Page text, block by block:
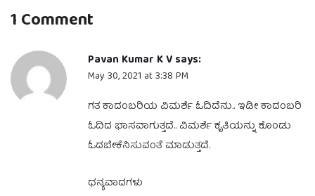
1 Comment
Pavan Kumar K Vsays:
May 30, 2021 at 3:38 PM
ಗತ ಕಾದಂಬರಿಯ ವಿಮರ್ಶೆ ಓದಿದೆನು.. ಇಡೀ ಕಾದಂಬರಿ
ಓದಿದ ಭಾಸವಾಗುತ್ತದೆ.. ವಿಮರ್ಶೆ ಕೃತಿಯನ್ನು ಕೊಂಡು
ಓದಬೇಕೆನಿಸುವಂತೆ ಮಾಡುತ್ತದೆ.
ಧನ್ಯವಾದಗಳು